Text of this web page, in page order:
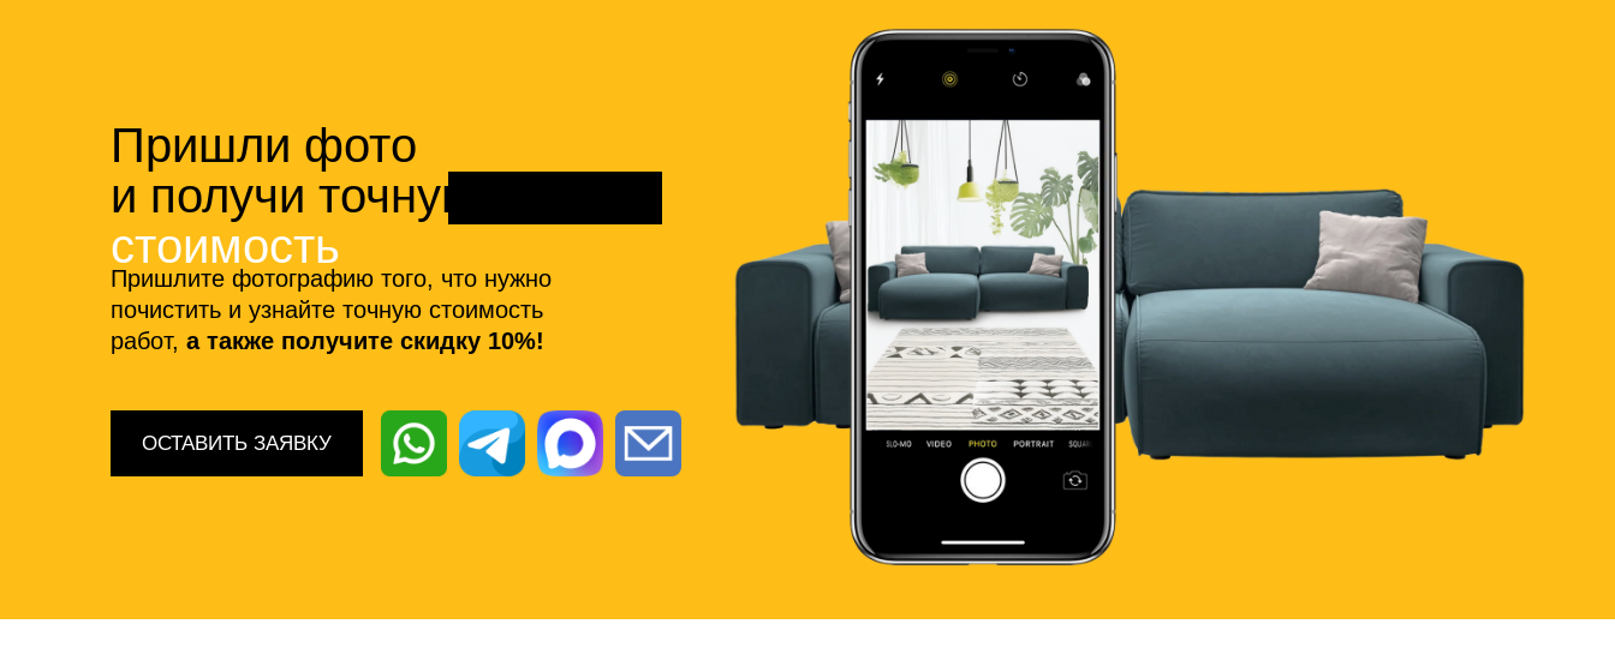
Пришлите фотографию того, что нужно
почистить и узнайте точную стоимость
работ, а также получите скидку 10%!
Пришли фото
и получи точную
стоимость
ОСТАВИТЬ ЗАЯВКУ